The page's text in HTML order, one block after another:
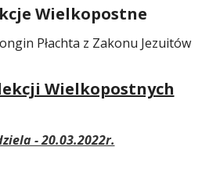
Wielkopostne
Płachta z Zakonu Jezuitów
Wielkopostnych
- 20.03.2022r.